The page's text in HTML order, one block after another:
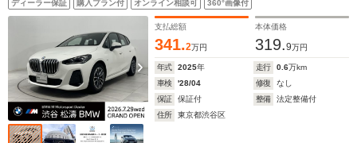
スプレイPersonal eSIMドライビング アシスタントR シ
ディーラー保証 購入プラン付 オンライン相談可 360°画像付
支払総額
341.2万円
本体価格
319.9万円
年式 2025年 走行 0.6万km
車検
'28/04 修復
なし
保証
保証付 整備
法定整備付
住所
東京都渋谷区